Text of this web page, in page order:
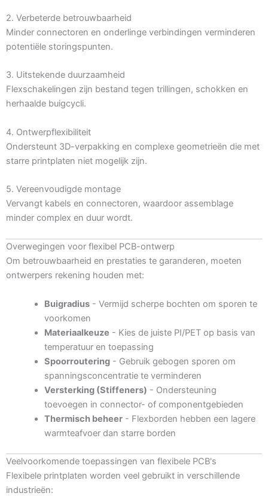
2. Verbeterde betrouwbaarheid
Minder connectoren en onderlinge verbindingen verminderen
potentiële storingspunten.
3. Uitstekende duurzaamheid
Flexschakelingen zijn bestand tegen trillingen, schokken en
herhaalde buigcycli.
4. Ontwerpflexibiliteit
Ondersteunt 3D-verpakking en complexe geometrieën die met
starre printplaten niet mogelijk zijn.
5. Vereenvoudigde montage
Vervangt kabels en connectoren, waardoor assemblage
minder complex en duur wordt.
Overwegingen voor flexibel PCB-ontwerp
Om betrouwbaarheid en prestaties te garanderen, moeten
ontwerpers rekening houden met:
Buigradius- Vermijd scherpe bochten om sporen te
voorkomen
Materiaalkeuze - Kies de juiste PI/PET op basis van
temperatuur en toepassing
Spoorroutering- Gebruik gebogen sporen om
spanningsconcentratie te verminderen
Versterking (Stiffeners) - Ondersteuning
toevoegen in connector- of componentgebieden
Thermisch beheer- Flexborden hebben een lagere
warmteafvoer dan starre borden
Veelvoorkomende toepassingen van flexibele PCB's
Flexibele printplaten worden veel gebruikt in verschillende
industrieën: